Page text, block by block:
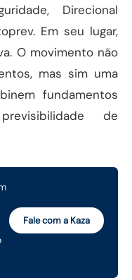
Direcional
Em seu lugar,
O movimento não
mas sim uma
fundamentos
de
Fale com a Kaza